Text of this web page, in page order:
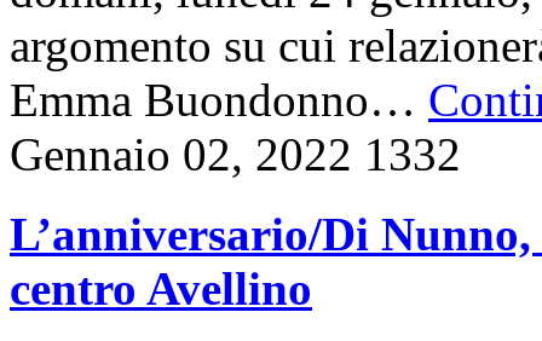
argomento su cui
Emma Buondonno…
Gennaio 02, 2022 1332
L’anniversario/Di
centro Avellino